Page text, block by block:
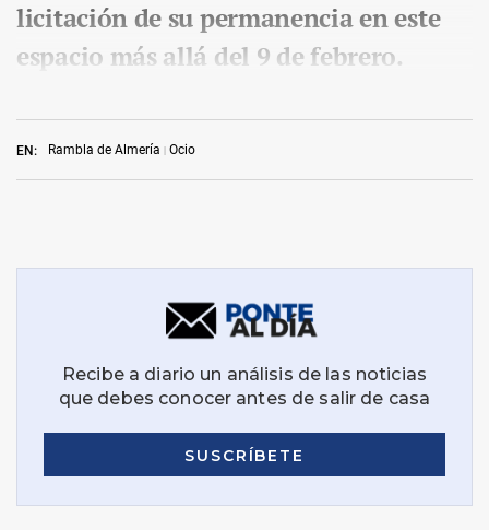
EN: Rambla de Almería Ocio
licitación de su permanencia en este
espacio más allá del 9 de febrero.